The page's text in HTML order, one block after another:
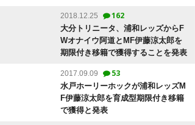
2018.12.25 162
大分トリニータ、浦和レッズからF
Wオナイウ阿道とMF伊藤涼太郎を
期限付き移籍で獲得することを発表
2017.09.09 53
水戸ホーリーホックが浦和レッズM
F伊藤涼太郎を育成型期限付き移籍
で獲得と発表